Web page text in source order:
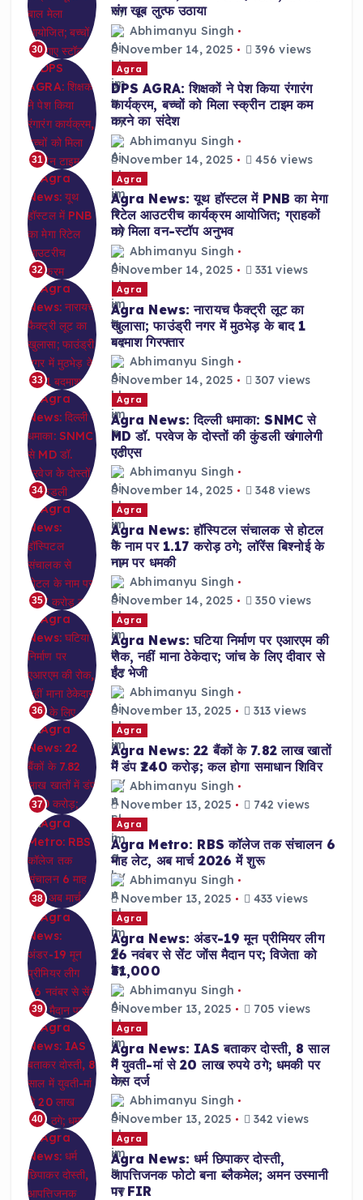
30
संग खूब लुत्फ उठाया
Abhimanyu Singh
November 14, 2025
396 views
31
Agra
DPS AGRA: शिक्षकों ने पेश किया रंगारंग
कार्यक्रम, बच्चों को मिला स्क्रीन टाइम कम
करने का संदेश
Abhimanyu Singh
November 14, 2025
456 views
32
Agra
Agra News: यूथ हॉस्टल में PNB का मेगा
रिटेल आउटरीच कार्यक्रम आयोजित; ग्राहकों
को मिला वन-स्टॉप अनुभव
Abhimanyu Singh
November 14, 2025
331 views
33
Agra
Agra News: नारायच फैक्ट्री लूट का
खुलासा; फाउंड्री नगर में मुठभेड़ के बाद 1
बदमाश गिरफ्तार
Abhimanyu Singh
November 14, 2025
307 views
34
Agra
Agra News: दिल्ली धमाका: SNMC से
MD डॉ. परवेज के दोस्तों की कुंडली खंगालेगी
एटीएस
Abhimanyu Singh
November 14, 2025
348 views
35
Agra
Agra News: हॉस्पिटल संचालक से होटल
के नाम पर 1.17 करोड़ ठगे; लॉरेंस बिश्नोई के
नाम पर धमकी
Abhimanyu Singh
November 14, 2025
350 views
36
Agra
Agra News: घटिया निर्माण पर एआरएम की
रोक, नहीं माना ठेकेदार; जांच के लिए दीवार से
ईंट भेजी
Abhimanyu Singh
November 13, 2025
313 views
37
Agra
Agra News: 22 बैंकों के 7.82 लाख खातों
में डंप ₹240 करोड़; कल होगा समाधान शिविर
Abhimanyu Singh
November 13, 2025
742 views
38
Agra
Agra Metro: RBS कॉलेज तक संचालन 6
माह लेट, अब मार्च 2026 में शुरू
Abhimanyu Singh
November 13, 2025
433 views
39
Agra
Agra News: अंडर-19 मून प्रीमियर लीग
26 नवंबर से सेंट जोंस मैदान पर; विजेता को
₹31,000
Abhimanyu Singh
November 13, 2025
705 views
40
Agra
Agra News: IAS बताकर दोस्ती, 8 साल
में युवती-मां से 20 लाख रुपये ठगे; धमकी पर
केस दर्ज
Abhimanyu Singh
November 13, 2025
342 views
Agra
Agra News: धर्म छिपाकर दोस्ती,
आपत्तिजनक फोटो बना ब्लैकमेल; अमन उस्मानी
पर FIR